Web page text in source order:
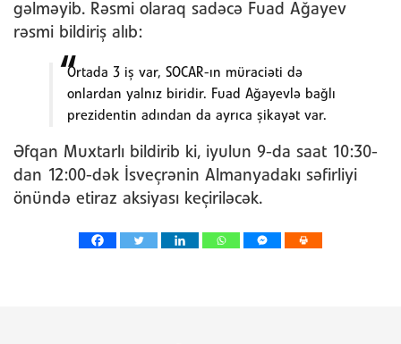
gəlməyib. Rəsmi olaraq sadəcə Fuad Ağayev
rəsmi bildiriş alıb:
Ortada 3 iş var, SOCAR-ın müraciəti də
onlardan yalnız biridir. Fuad Ağayevlə bağlı
prezidentin adından da ayrıca şikayət var.
Əfqan Muxtarlı bildirib ki, iyulun 9-da saat 10:30-
dan 12:00-dək İsveçrənin Almanyadakı səfirliyi
önündə etiraz aksiyası keçiriləcək.